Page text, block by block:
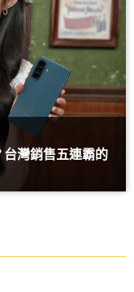
灣銷售五連霸的